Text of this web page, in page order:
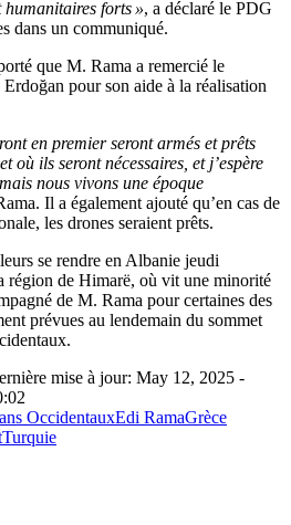
forts », a déclaré le PDG
dans un communiqué.
que M. Rama a remercié le
pour son aide à la réalisation
en premier seront armés et prêts
où ils seront nécessaires, et j’espère
nous vivons une époque
Il a également ajouté qu’en cas de
les drones seraient prêts.
se rendre en Albanie jeudi
région de Himarë, où vit une minorité
de M. Rama pour certaines des
prévues au lendemain du sommet
mise à jour: May 12, 2025 -
OccidentauxEdi RamaGrèce
Turquie